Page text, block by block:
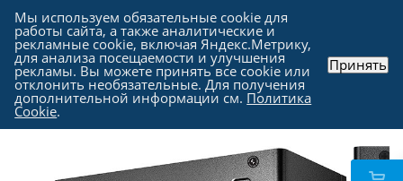
Каталог - Комплектующие для компьютера
Блоки питания для компьютеров
Мы используем обязательные cookie для
работы сайта, а также аналитические и
рекламные cookie, включая Яндекс.Метрику,
для анализа посещаемости и улучшения
рекламы. Вы можете принять все cookie или
отклонить необязательные. Для получения
дополнительной информации см. Политика
Cookie.
Принять